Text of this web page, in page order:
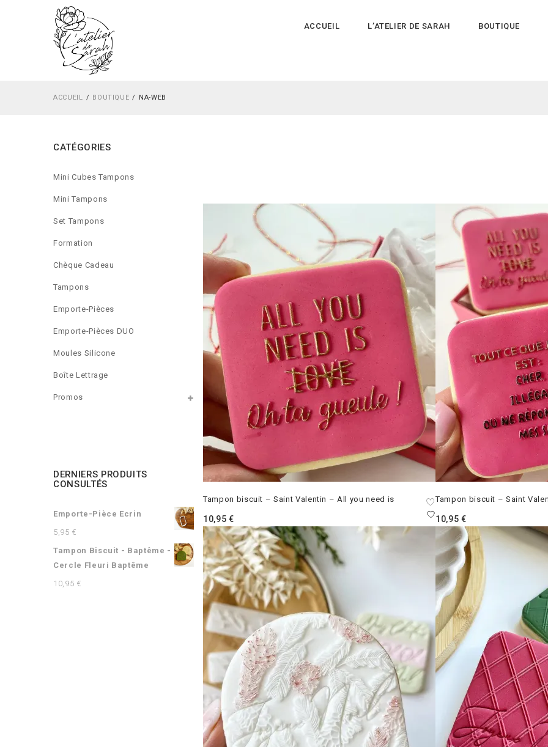
ACCUEIL L’ATELIER DE SARAH BOUTIQUE
ACCUEIL BOUTIQUE NA-WEB
CATÉGORIES
Mini Cubes Tampons
Mini Tampons
Set Tampons
Formation
Chèque Cadeau
Tampons
Emporte-Pièces
Emporte-Pièces DUO
Moules Silicone
Boîte Lettrage
Promos
DERNIERS PRODUITS
CONSULTÉS
Emporte-Pièce Ecrin
5,95 €
Tampon Biscuit - Baptême -
Cercle Fleuri Baptême
10,95 €
Tampon biscuit – Saint Valentin – All you need is
10,95 €
Tampon biscuit – Saint
10,95 €